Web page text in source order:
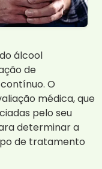
álcool
de
O
médica, que
pelo seu
determinar a
de tratamento